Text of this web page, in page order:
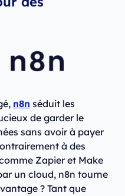
n8n séduit les
de garder le
sans avoir à payer
à des
Zapier et Make
un cloud, n8n tourne
? Tant que